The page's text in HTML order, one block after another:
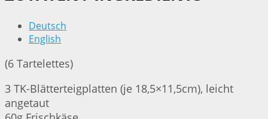
Deutsch
English
(6 Tartelettes)
3 TK-Blätterteigplatten (je 18,5×11,5cm), leicht
angetaut